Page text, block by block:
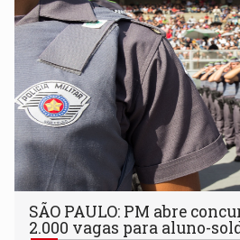
SÃO PAULO: PM abre
2.000 vagas para aluno-